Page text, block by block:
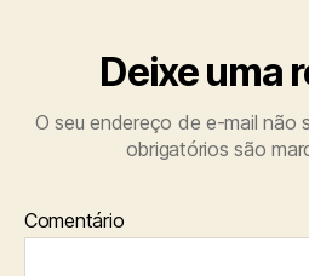
Deixe uma
O seu endereço de e-mail não
obrigatórios são
Comentário